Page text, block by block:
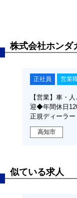
株式会社ホンダ
正社員 営業
【営業】車・
迎◆年間休日
正規ディーラー
高知市
似ている求人